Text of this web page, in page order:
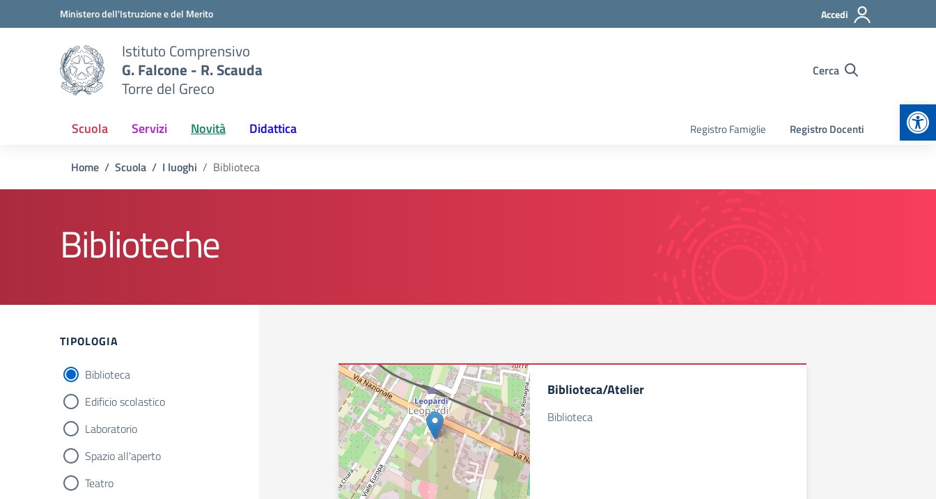
Vai ai contenuti
Vai al menu di navigazioneMinistero dell'Istruzione e del Merito Accedi
Istituto Comprensivo
G. Falcone - R. Scauda
Torre del Greco
Cerca
Scuola Servizi Novità Didattica Registro Famiglie Registro Docenti
Home Scuola I luoghi Biblioteca
Biblioteche
Filtri
TIPOLOGIA
Biblioteca
Edificio scolastico
Laboratorio
Spazio all'aperto
Teatro
Biblioteca/Atelier
Biblioteca